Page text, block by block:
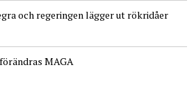
och regeringen lägger ut rökridåer
MAGA